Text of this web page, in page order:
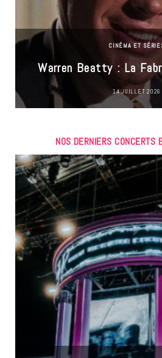
CINÉMA ET
Warren Beatty : La
14 JUILLET 2026
NOS DERNIERS CONCERTS